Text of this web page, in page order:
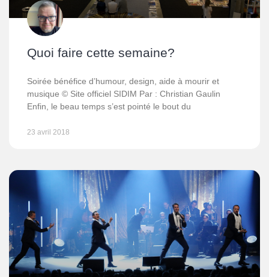
Quoi faire cette semaine?
Soirée bénéfice d’humour, design, aide à mourir et
musique © Site officiel SIDIM Par : Christian Gaulin
Enfin, le beau temps s’est pointé le bout du
23 avril 2018